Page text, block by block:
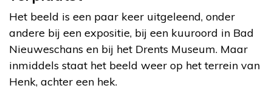
Het beeld is een paar keer uitgeleend, onder
andere bij een expositie, bij een kuuroord in Bad
Nieuweschans en bij het Drents Museum. Maar
inmiddels staat het beeld weer op het terrein van
Henk, achter een hek.